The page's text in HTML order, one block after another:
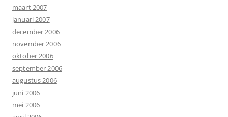
maart 2007
januari 2007
december 2006
november 2006
oktober 2006
september 2006
augustus 2006
juni 2006
mei 2006